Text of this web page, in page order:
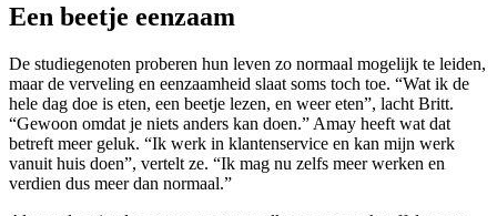
Een beetje eenzaam
De studiegenoten proberen hun leven zo normaal mogelijk te leiden,
maar de verveling en eenzaamheid slaat soms toch toe. “Wat ik de
hele dag doe is eten, een beetje lezen, en weer eten”, lacht Britt.
“Gewoon omdat je niets anders kan doen.” Amay heeft wat dat
betreft meer geluk. “Ik werk in klantenservice en kan mijn werk
vanuit huis doen”, vertelt ze. “Ik mag nu zelfs meer werken en
verdien dus meer dan normaal.”